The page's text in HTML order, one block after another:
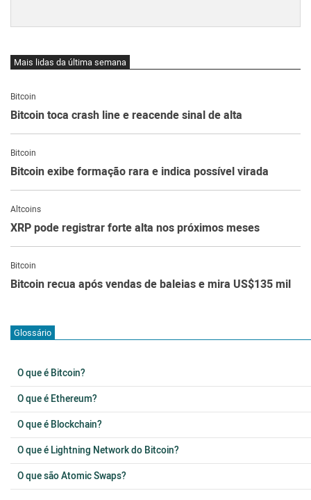
Mais lidas da última semana
Bitcoin
Bitcoin toca crash line e reacende sinal de alta
Bitcoin
Bitcoin exibe formação rara e indica possível virada
Altcoins
XRP pode registrar forte alta nos próximos meses
Bitcoin
Bitcoin recua após vendas de baleias e mira US$135 mil
Glossário
O que é Bitcoin?
O que é Ethereum?
O que é Blockchain?
O que é Lightning Network do Bitcoin?
O que são Atomic Swaps?